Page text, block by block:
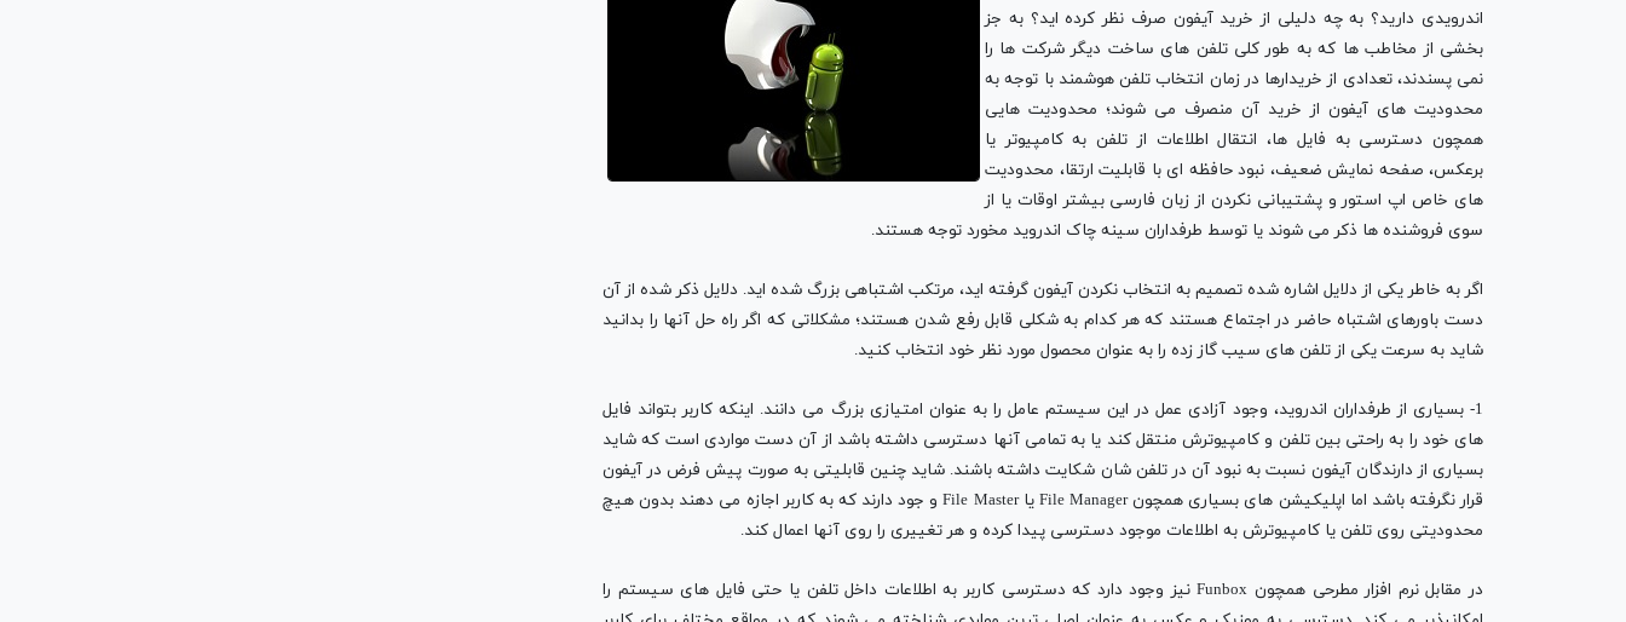
اندرویدی دارید؟ به چه دلیلی از خرید آیفون صرف نظر کرده اید؟ به جز
بخشی از مخاطب ها که به طور کلی تلفن های ساخت دیگر شرکت ها را
نمی پسندند، تعدادی از خریدارها در زمان انتخاب تلفن هوشمند با توجه به
محدودیت های آیفون از خرید آن منصرف می شوند؛ محدودیت هایی
همچون دسترسی به فایل ها، انتقال اطلاعات از تلفن به کامپیوتر یا
برعکس، صفحه نمایش ضعیف، نبود حافظه ای با قابلیت ارتقا، محدودیت
های خاص اپ استور و پشتیبانی نکردن از زبان فارسی بیشتر اوقات یا از
سوی فروشنده ها ذکر می شوند یا توسط طرفداران سینه چاک اندروید مخورد توجه هستند.
اگر به خاطر یکی از دلایل اشاره شده تصمیم به انتخاب نکردن آیفون گرفته اید، مرتکب اشتباهی بزرگ شده اید. دلایل ذکر شده از آن
دست باورهای اشتباه حاضر در اجتماع هستند که هر کدام به شکلی قابل رفع شدن هستند؛ مشکلاتی که اگر راه حل آنها را بدانید
شاید به سرعت یکی از تلفن های سیب گاز زده را به عنوان محصول مورد نظر خود انتخاب کنید.
1- بسیاری از طرفداران اندروید، وجود آزادی عمل در این سیستم عامل را به عنوان امتیازی بزرگ می دانند. اینکه کاربر بتواند فایل
های خود را به راحتی بین تلفن و کامپیوترش منتقل کند یا به تمامی آنها دسترسی داشته باشد از آن دست مواردی است که شاید
بسیاری از دارندگان آیفون نسبت به نبود آن در تلفن شان شکایت داشته باشند. شاید چنین قابلیتی به صورت پیش فرض در آیفون
قرار نگرفته باشد اما اپلیکیشن های بسیاری همچون File Manager یا File Master و جود دارند که به کاربر اجازه می دهند بدون هیچ
محدودیتی روی تلفن یا کامپیوترش به اطلاعات موجود دسترسی پیدا کرده و هر تغییری را روی آنها اعمال کند.
در مقابل نرم افزار مطرحی همچون Funbox نیز وجود دارد که دسترسی کاربر به اطلاعات داخل تلفن یا حتی فایل های سیستم را